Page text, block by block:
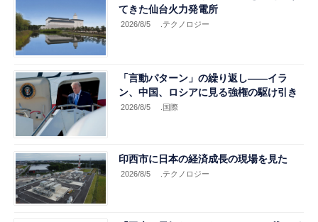
てきた仙台火力発電所
2026/8/5 .テクノロジー
「言動パターン」の繰り返し――イラ
ン、中国、ロシアに見る強権の駆け引き
2026/8/5 .国際
印西市に日本の経済成長の現場を見た
2026/8/5 .テクノロジー